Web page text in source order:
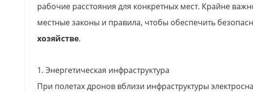
рабочие расстояния для конкретных мест. Крайне
местные законы и правила, чтобы обеспечить
хозяйстве.
1. Энергетическая инфраструктура
При полетах дронов вблизи инфраструктуры